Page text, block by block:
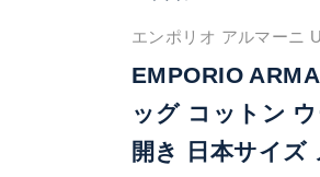
エンポリオ アルマーニ
EMPORIO
ッグ コットン
開き 日本サイズ